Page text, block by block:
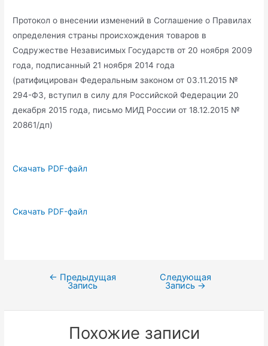
Протокол о внесении изменений в Соглашение о Правилах
определения страны происхождения товаров в
Содружестве Независимых Государств от 20 ноября 2009
года, подписанный 21 ноября 2014 года
(ратифицирован Федеральным законом от 03.11.2015 №
294-ФЗ, вступил в силу для Российской Федерации 20
декабря 2015 года, письмо МИД России от 18.12.2015 №
20861/дп)
Скачать PDF-файл
Скачать PDF-файл
Навигация
записям
← Предыдущая
Запись
Следующая
Запись →
Похожие записи